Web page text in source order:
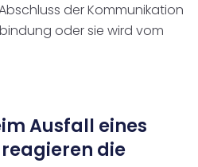
der Kommunikation
oder sie wird vom
Ausfall eines
die